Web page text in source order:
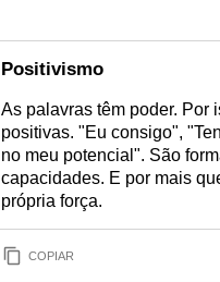
Positivismo
As palavras têm poder. Por
positivas. "Eu consigo",
no meu potencial". São
capacidades. E por mais
própria força.
COPIAR